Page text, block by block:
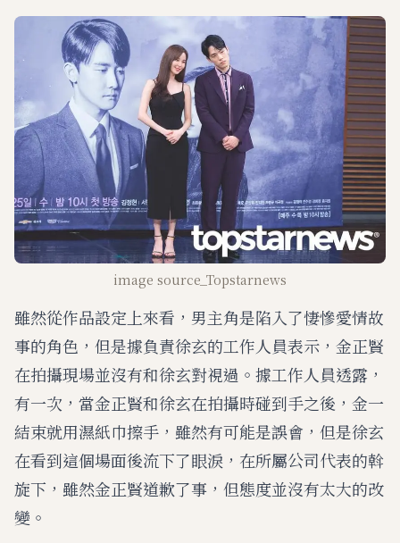
image source_Topstarnews
雖然從作品設定上來看，男主角是陷入了悽慘愛情故
事的角色，但是據負責徐玄的工作人員表示，金正賢
在拍攝現場並沒有和徐玄對視過。據工作人員透露，
有一次，當金正賢和徐玄在拍攝時碰到手之後，金一
結束就用濕紙巾擦手，雖然有可能是誤會，但是徐玄
在看到這個場面後流下了眼淚，在所屬公司代表的斡
旋下，雖然金正賢道歉了事，但態度並沒有太大的改
變。